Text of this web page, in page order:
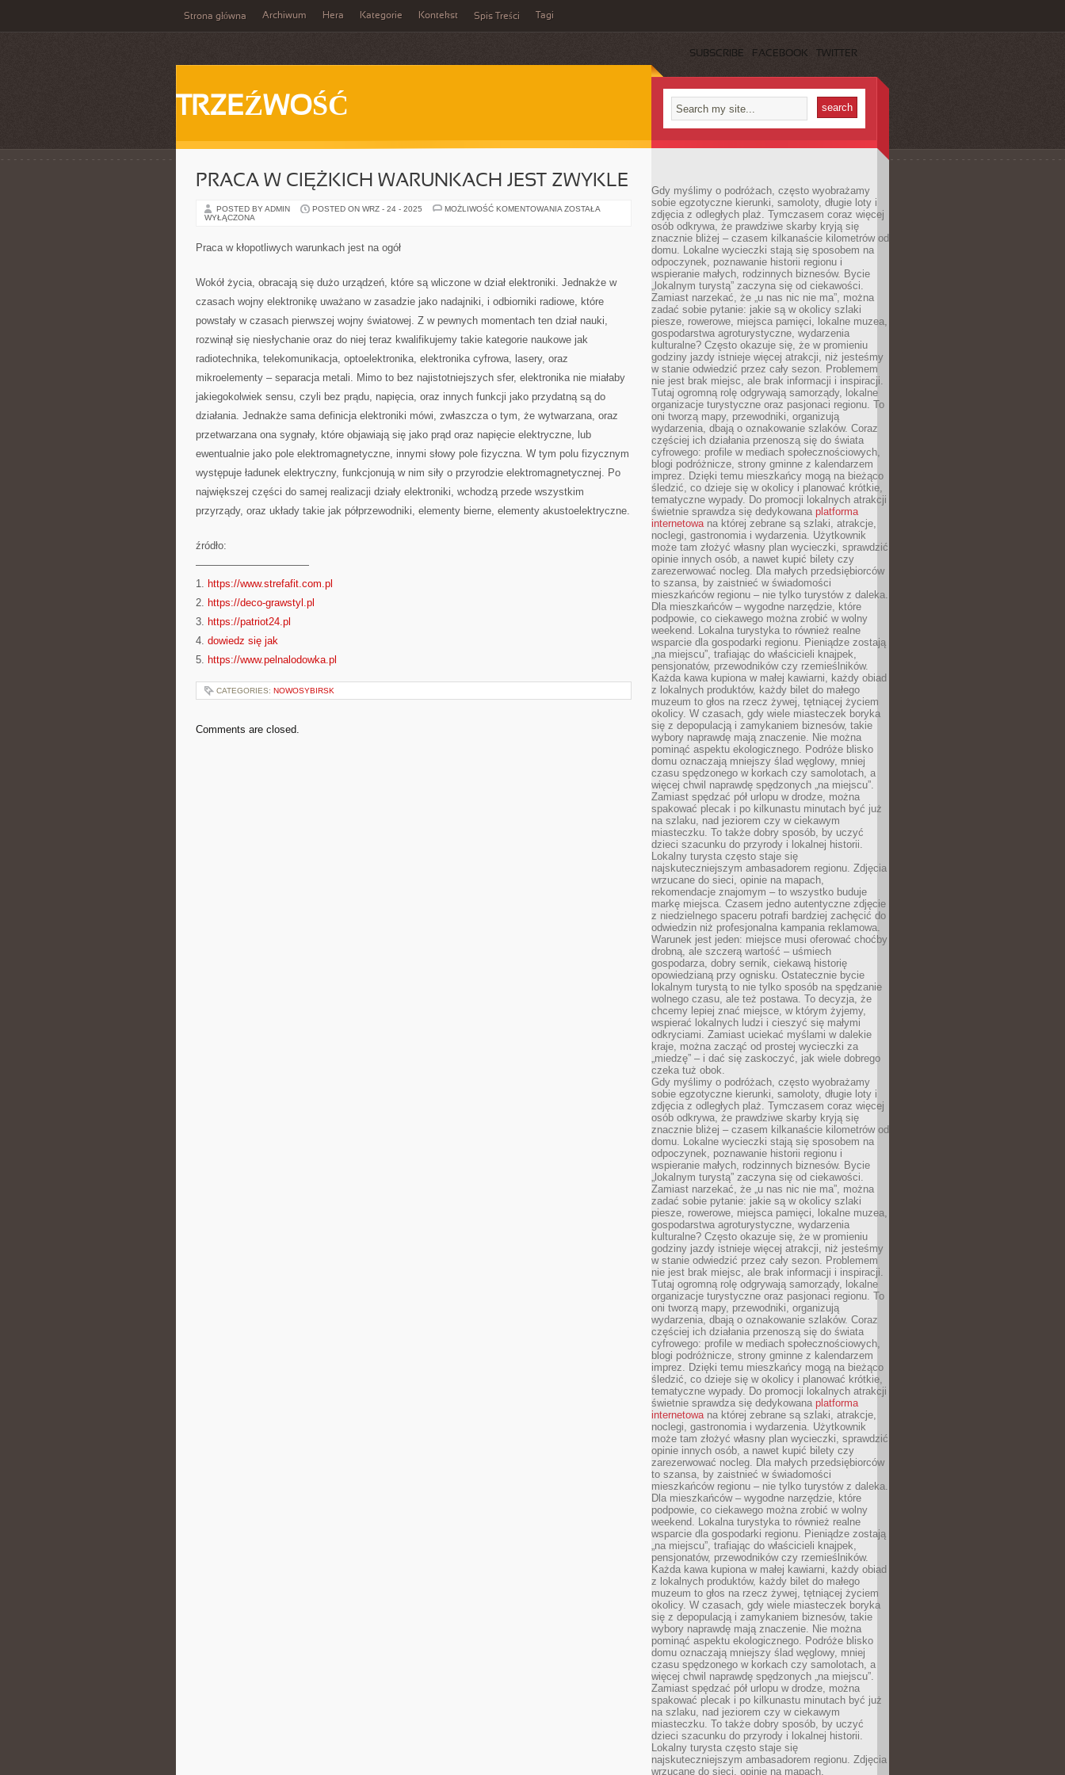
Strona główna Archiwum Hera Kategorie Kontekst Spis Treści Tagi
SUBSCRIBE FACEBOOK TWITTER
TRZEŹWOŚĆ
PRACA W CIĘŻKICH WARUNKACH JEST ZWYKLE
POSTED BY ADMIN POSTED ON WRZ - 24 - 2025 MOŻLIWOŚĆ KOMENTOWANIA PRACA
ZOSTAŁA
WYŁĄCZONA
Praca w kłopotliwych warunkach jest na ogół
Wokół życia, obracają się dużo urządzeń, które są wliczone w dział elektroniki. Jednakże w
czasach wojny elektronikę uważano w zasadzie jako nadajniki, i odbiorniki radiowe, które
powstały w czasach pierwszej wojny światowej. Z w pewnych momentach ten dział nauki,
rozwinął się niesłychanie oraz do niej teraz kwalifikujemy takie kategorie naukowe jak
radiotechnika, telekomunikacja, optoelektronika, elektronika cyfrowa, lasery, oraz
mikroelementy – separacja metali. Mimo to bez najistotniejszych sfer, elektronika nie miałaby
jakiegokolwiek sensu, czyli bez prądu, napięcia, oraz innych funkcji jako przydatną są do
działania. Jednakże sama definicja elektroniki mówi, zwłaszcza o tym, że wytwarzana, oraz
przetwarzana ona sygnały, które objawiają się jako prąd oraz napięcie elektryczne, lub
ewentualnie jako pole elektromagnetyczne, innymi słowy pole fizyczna. W tym polu fizycznym
występuje ładunek elektryczny, funkcjonują w nim siły o przyrodzie elektromagnetycznej. Po
największej części do samej realizacji działy elektroniki, wchodzą przede wszystkim
przyrządy, oraz układy takie jak półprzewodniki, elementy bierne, elementy akustoelektryczne.
źródło:
———————————
1. https://www.strefafit.com.pl
2. https://deco-grawstyl.pl
3. https://patriot24.pl
4. dowiedz się jak
5. https://www.pelnalodowka.pl
CATEGORIES: NOWOSYBIRSK
Comments are closed.
Gdy myślimy o podróżach, często wyobrażamy
sobie egzotyczne kierunki, samoloty, długie loty i
zdjęcia z odległych plaż. Tymczasem coraz więcej
osób odkrywa, że prawdziwe skarby kryją się
znacznie bliżej – czasem kilkanaście kilometrów od
domu. Lokalne wycieczki stają się sposobem na
odpoczynek, poznawanie historii regionu i
wspieranie małych, rodzinnych biznesów. Bycie
„lokalnym turystą” zaczyna się od ciekawości.
Zamiast narzekać, że „u nas nic nie ma”, można
zadać sobie pytanie: jakie są w okolicy szlaki
piesze, rowerowe, miejsca pamięci, lokalne muzea,
gospodarstwa agroturystyczne, wydarzenia
kulturalne? Często okazuje się, że w promieniu
godziny jazdy istnieje więcej atrakcji, niż jesteśmy
w stanie odwiedzić przez cały sezon. Problemem
nie jest brak miejsc, ale brak informacji i inspiracji.
Tutaj ogromną rolę odgrywają samorządy, lokalne
organizacje turystyczne oraz pasjonaci regionu. To
oni tworzą mapy, przewodniki, organizują
wydarzenia, dbają o oznakowanie szlaków. Coraz
częściej ich działania przenoszą się do świata
cyfrowego: profile w mediach społecznościowych,
blogi podróżnicze, strony gminne z kalendarzem
imprez. Dzięki temu mieszkańcy mogą na bieżąco
śledzić, co dzieje się w okolicy i planować krótkie,
tematyczne wypady. Do promocji lokalnych atrakcji
świetnie sprawdza się dedykowana platforma
internetowana której zebrane są szlaki, atrakcje,
noclegi, gastronomia i wydarzenia. Użytkownik
może tam złożyć własny plan wycieczki, sprawdzić
opinie innych osób, a nawet kupić bilety czy
zarezerwować nocleg. Dla małych przedsiębiorców
to szansa, by zaistnieć w świadomości
mieszkańców regionu – nie tylko turystów z daleka.
Dla mieszkańców – wygodne narzędzie, które
podpowie, co ciekawego można zrobić w wolny
weekend. Lokalna turystyka to również realne
wsparcie dla gospodarki regionu. Pieniądze zostają
„na miejscu”, trafiając do właścicieli knajpek,
pensjonatów, przewodników czy rzemieślników.
Każda kawa kupiona w małej kawiarni, każdy obiad
z lokalnych produktów, każdy bilet do małego
muzeum to głos na rzecz żywej, tętniącej życiem
okolicy. W czasach, gdy wiele miasteczek boryka
się z depopulacją i zamykaniem biznesów, takie
wybory naprawdę mają znaczenie. Nie można
pominąć aspektu ekologicznego. Podróże blisko
domu oznaczają mniejszy ślad węglowy, mniej
czasu spędzonego w korkach czy samolotach, a
więcej chwil naprawdę spędzonych „na miejscu”.
Zamiast spędzać pół urlopu w drodze, można
spakować plecak i po kilkunastu minutach być już
na szlaku, nad jeziorem czy w ciekawym
miasteczku. To także dobry sposób, by uczyć
dzieci szacunku do przyrody i lokalnej historii.
Lokalny turysta często staje się
najskuteczniejszym ambasadorem regionu. Zdjęcia
wrzucane do sieci, opinie na mapach,
rekomendacje znajomym – to wszystko buduje
markę miejsca. Czasem jedno autentyczne zdjęcie
z niedzielnego spaceru potrafi bardziej zachęcić do
odwiedzin niż profesjonalna kampania reklamowa.
Warunek jest jeden: miejsce musi oferować choćby
drobną, ale szczerą wartość – uśmiech
gospodarza, dobry sernik, ciekawą historię
opowiedzianą przy ognisku. Ostatecznie bycie
lokalnym turystą to nie tylko sposób na spędzanie
wolnego czasu, ale też postawa. To decyzja, że
chcemy lepiej znać miejsce, w którym żyjemy,
wspierać lokalnych ludzi i cieszyć się małymi
odkryciami. Zamiast uciekać myślami w dalekie
kraje, można zacząć od prostej wycieczki za
„miedzę” – i dać się zaskoczyć, jak wiele dobrego
czeka tuż obok.
Gdy myślimy o podróżach, często wyobrażamy
sobie egzotyczne kierunki, samoloty, długie loty i
zdjęcia z odległych plaż. Tymczasem coraz więcej
osób odkrywa, że prawdziwe skarby kryją się
znacznie bliżej – czasem kilkanaście kilometrów od
domu. Lokalne wycieczki stają się sposobem na
odpoczynek, poznawanie historii regionu i
wspieranie małych, rodzinnych biznesów. Bycie
„lokalnym turystą” zaczyna się od ciekawości.
Zamiast narzekać, że „u nas nic nie ma”, można
zadać sobie pytanie: jakie są w okolicy szlaki
piesze, rowerowe, miejsca pamięci, lokalne muzea,
gospodarstwa agroturystyczne, wydarzenia
kulturalne? Często okazuje się, że w promieniu
godziny jazdy istnieje więcej atrakcji, niż jesteśmy
w stanie odwiedzić przez cały sezon. Problemem
nie jest brak miejsc, ale brak informacji i inspiracji.
Tutaj ogromną rolę odgrywają samorządy, lokalne
organizacje turystyczne oraz pasjonaci regionu. To
oni tworzą mapy, przewodniki, organizują
wydarzenia, dbają o oznakowanie szlaków. Coraz
częściej ich działania przenoszą się do świata
cyfrowego: profile w mediach społecznościowych,
blogi podróżnicze, strony gminne z kalendarzem
imprez. Dzięki temu mieszkańcy mogą na bieżąco
śledzić, co dzieje się w okolicy i planować krótkie,
tematyczne wypady. Do promocji lokalnych atrakcji
świetnie sprawdza się dedykowana platforma
internetowana której zebrane są szlaki, atrakcje,
noclegi, gastronomia i wydarzenia. Użytkownik
może tam złożyć własny plan wycieczki, sprawdzić
opinie innych osób, a nawet kupić bilety czy
zarezerwować nocleg. Dla małych przedsiębiorców
to szansa, by zaistnieć w świadomości
mieszkańców regionu – nie tylko turystów z daleka.
Dla mieszkańców – wygodne narzędzie, które
podpowie, co ciekawego można zrobić w wolny
weekend. Lokalna turystyka to również realne
wsparcie dla gospodarki regionu. Pieniądze zostają
„na miejscu”, trafiając do właścicieli knajpek,
pensjonatów, przewodników czy rzemieślników.
Każda kawa kupiona w małej kawiarni, każdy obiad
z lokalnych produktów, każdy bilet do małego
muzeum to głos na rzecz żywej, tętniącej życiem
okolicy. W czasach, gdy wiele miasteczek boryka
się z depopulacją i zamykaniem biznesów, takie
wybory naprawdę mają znaczenie. Nie można
pominąć aspektu ekologicznego. Podróże blisko
domu oznaczają mniejszy ślad węglowy, mniej
czasu spędzonego w korkach czy samolotach, a
więcej chwil naprawdę spędzonych „na miejscu”.
Zamiast spędzać pół urlopu w drodze, można
spakować plecak i po kilkunastu minutach być już
na szlaku, nad jeziorem czy w ciekawym
miasteczku. To także dobry sposób, by uczyć
dzieci szacunku do przyrody i lokalnej historii.
Lokalny turysta często staje się
najskuteczniejszym ambasadorem regionu. Zdjęcia
wrzucane do sieci, opinie na mapach,